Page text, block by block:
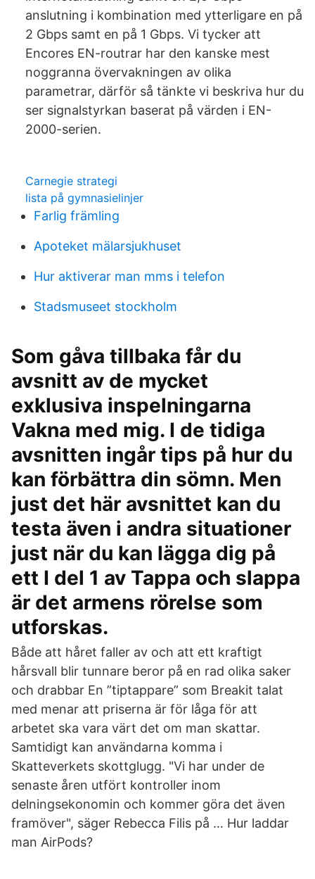
anslutning i kombination med ytterligare en på
2 Gbps samt en på 1 Gbps. Vi tycker att
Encores EN-routrar har den kanske mest
noggranna övervakningen av olika
parametrar, därför så tänkte vi beskriva hur du
ser signalstyrkan baserat på värden i EN-
2000-serien.
Carnegie strategi
lista på gymnasielinjer
Farlig främling
Apoteket mälarsjukhuset
Hur aktiverar man mms i telefon
Stadsmuseet stockholm
Som gåva tillbaka får du
avsnitt av de mycket
exklusiva inspelningarna
Vakna med mig. I de tidiga
avsnitten ingår tips på hur du
kan förbättra din sömn. Men
just det här avsnittet kan du
testa även i andra situationer
just när du kan lägga dig på
ett I del 1 av Tappa och slappa
är det armens rörelse som
utforskas.
Både att håret faller av och att ett kraftigt
hårsvall blir tunnare beror på en rad olika saker
och drabbar En ”tiptappare” som Breakit talat
med menar att priserna är för låga för att
arbetet ska vara värt det om man skattar.
Samtidigt kan användarna komma i
Skatteverkets skottglugg. "Vi har under de
senaste åren utfört kontroller inom
delningsekonomin och kommer göra det även
framöver", säger Rebecca Filis på … Hur laddar
man AirPods?